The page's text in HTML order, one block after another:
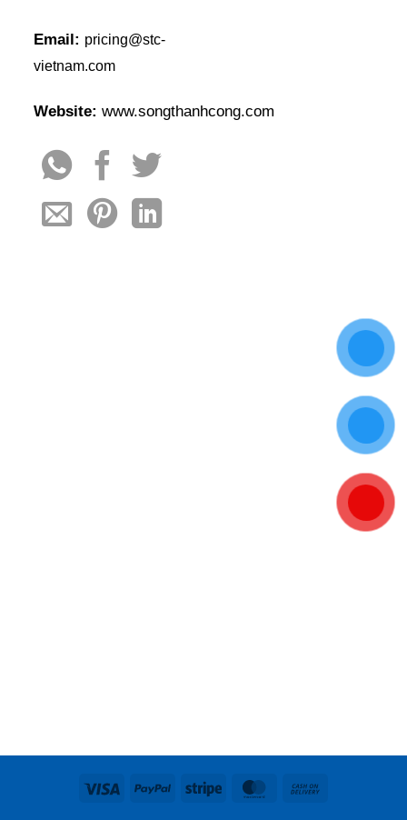
Email: pricing@stc-
vietnam.com
Website:www.songthanhcong.com
Visa PayPal Stripe MasterCard